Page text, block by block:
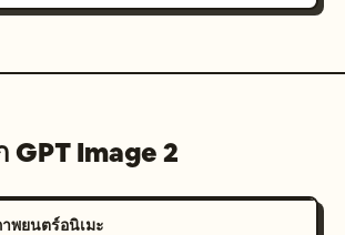
GPT Image 2
พยนตร์อนิเมะ